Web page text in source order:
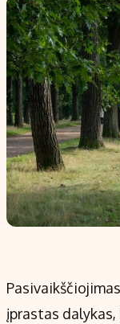
įprastas